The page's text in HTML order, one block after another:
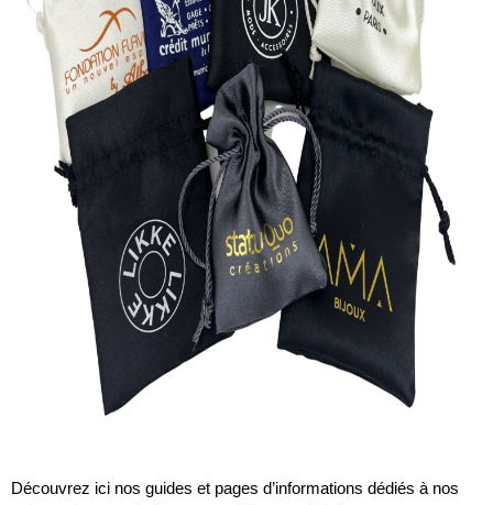
Découvrez ici nos guides et pages d’informations dédiés à nos